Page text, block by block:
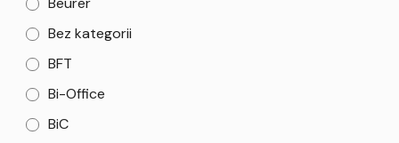
Bez kategorii
BFT
Bi-Office
BiC